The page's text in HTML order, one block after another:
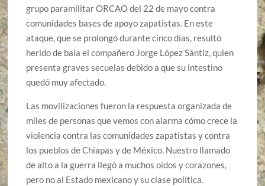
grupo paramilitar ORCAO del 22 de mayo contra
comunidades bases de apoyo zapatistas. En este
ataque, que se prolongó durante cinco días, resultó
herido de bala el compañero Jorge López Sántiz, quien
presenta graves secuelas debido a que su intestino
quedó muy afectado.
Las movilizaciones fueron la respuesta organizada de
miles de personas que vemos con alarma cómo crece la
violencia contra las comunidades zapatistas y contra
los pueblos de Chiapas y de México. Nuestro llamado
de alto a la guerra llegó a muchos oídos y corazones,
pero no al Estado mexicano y su clase política.